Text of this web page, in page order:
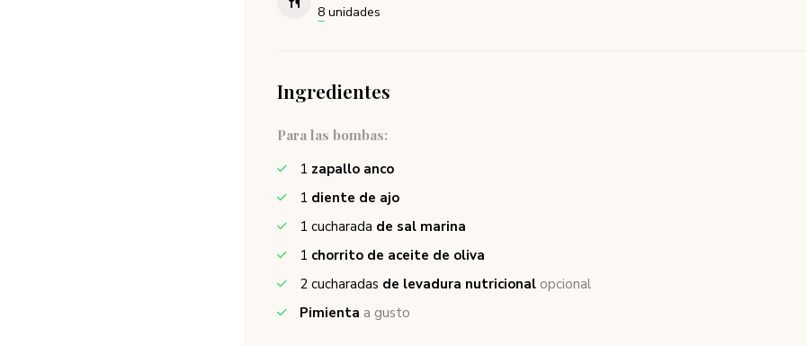
8 unidades
Ingredientes
Para las bombas:
1 zapallo anco
1 diente de ajo
1 cucharada de sal marina
1 chorrito de aceite de oliva
2 cucharadas de levadura nutricional opcional
Pimienta a gusto